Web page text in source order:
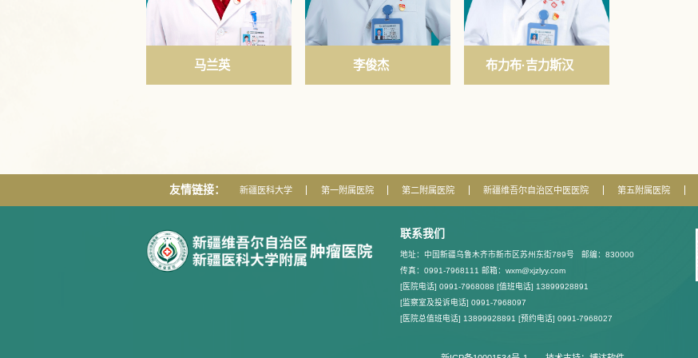
马兰英 李俊杰 ​布力布·吉力斯汉
友情链接： 新疆医科大学 第一附属医院 第二附属医院 新疆维吾尔自治区中医医院 第五附属医院
联系我们
地址：中国新疆乌鲁木齐市新市区苏州东街789号
邮编：830000
传真：0991-7968111 邮箱：wxm@xjzlyy.com
[医院电话] 0991-7968088 [值班电话] 13899928891
[监察室及投诉电话] 0991-7968097
[医院总值班电话] 13899928891 [预约电话] 0991-7968027